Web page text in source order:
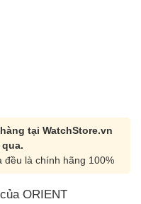
tại WatchStore.vn
đều là chính hãng 100%
ORIENT